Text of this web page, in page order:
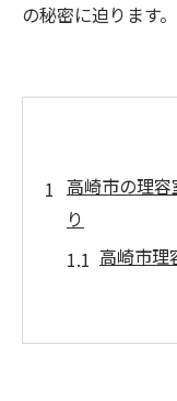
の秘密に迫ります。
高崎市の理
り
高崎市理
特別な